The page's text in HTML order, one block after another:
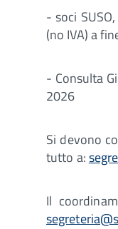
- soci
(no IVA) a
- Consulta
2026
Si devono
tutto a:
Il